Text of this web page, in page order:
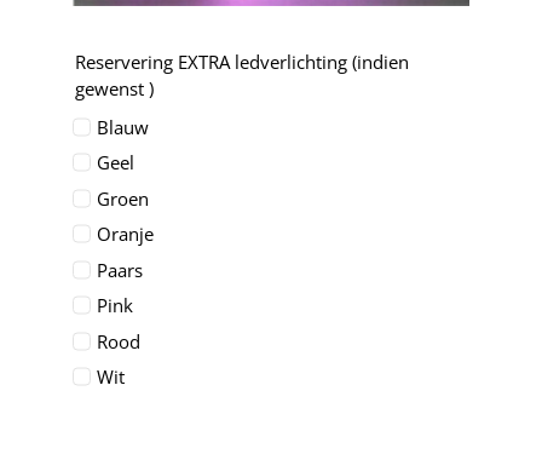
Reservering EXTRA ledverlichting (indien
gewenst )
Blauw
Geel
Groen
Oranje
Paars
Pink
Rood
Wit